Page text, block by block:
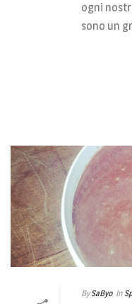
ogni
sono un
BySaByo In